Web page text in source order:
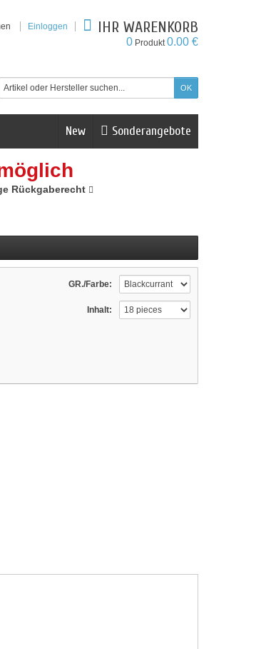
Einloggen IHR WARENKORB
0 Produkt0.00 €
Sonderangebote
New
Rückgaberecht
GR./Farbe:
Inhalt: